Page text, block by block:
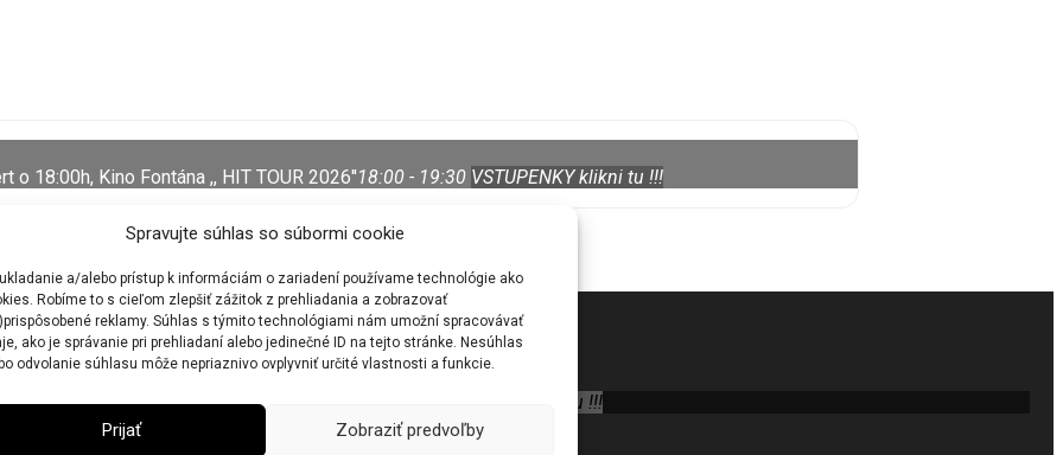
Spravujte súhlas so súbormi cookie
a/alebo prístup k informáciám o zariadení používame technológie ako
Robíme to s cieľom zlepšiť zážitok z prehliadania a zobrazovať
reklamy. Súhlas s týmito technológiami nám umožní spracovávať
ako je správanie pri prehliadaní alebo jedinečné ID na tejto stránke. Nesúhlas
odvolanie súhlasu môže nepriaznivo ovplyvniť určité vlastnosti a funkcie.
Prijať Zobraziť predvoľby
o 18:00h, Kino Fontána ,, HIT TOUR 2026''18:00 - 19:30 VSTUPENKY klikni tu !!!
Atrium Letní Lázně19:00 - 21:00 VSTUPENKY - REZERVACE klikni tu !!!